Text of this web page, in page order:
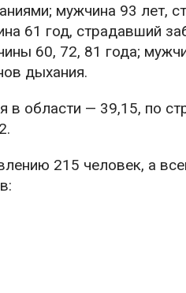
мужчина 93 лет,
61 год, страдавший
60, 72, 81 года;
дыхания.
в области — 39,15, по
215 человек, а